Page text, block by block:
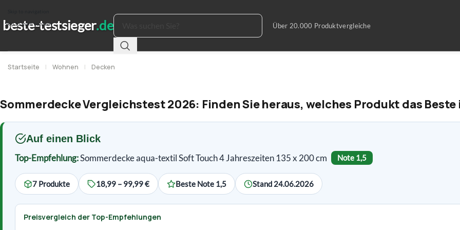
Skip to main content
Startseite | Wohnen | Decken
Sommerdecke Vergleichstest 2026: Finden Sie heraus, welches Produkt das
Auf einen Blick
Top-Empfehlung:Sommerdecke aqua-textil Soft Touch 4 Jahreszeiten 135 x 200 cm Note 1,5
7 Produkte 18,99 – 99,99 € Beste Note 1,5 Stand 24.06.2026
Preisvergleich der Top-Empfehlungen